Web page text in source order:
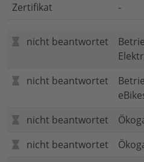
Zertifikat
-
nicht beantwortet
nicht beantwortet
nicht beantwortet
nicht beantwortet